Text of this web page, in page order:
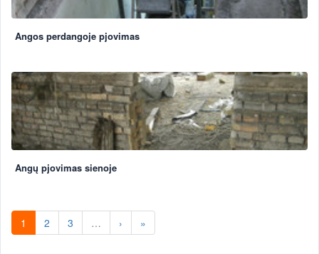
Angos perdangoje pjovimas
Angų pjovimas sienoje
1 2 3 … › »